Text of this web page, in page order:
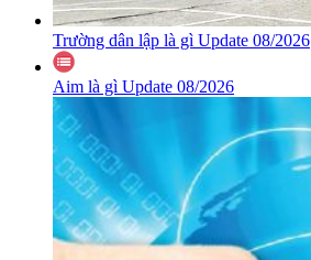
Trường dân lập là gì Update 08/2026
Aim là gì Update 08/2026